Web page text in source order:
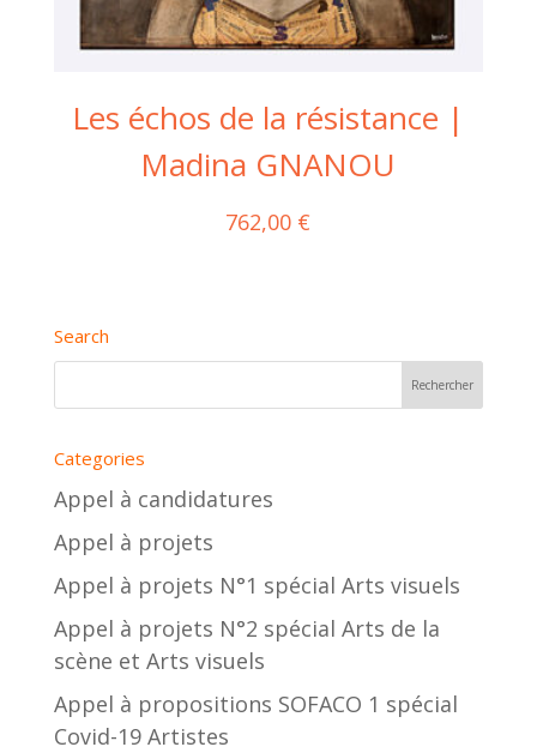
Les échos de la résistance |
Madina GNANOU
762,00 €
Search
Categories
Appel à candidatures
Appel à projets
Appel à projets N°1 spécial Arts visuels
Appel à projets N°2 spécial Arts de la
scène et Arts visuels
Appel à propositions SOFACO 1 spécial
Covid-19 Artistes